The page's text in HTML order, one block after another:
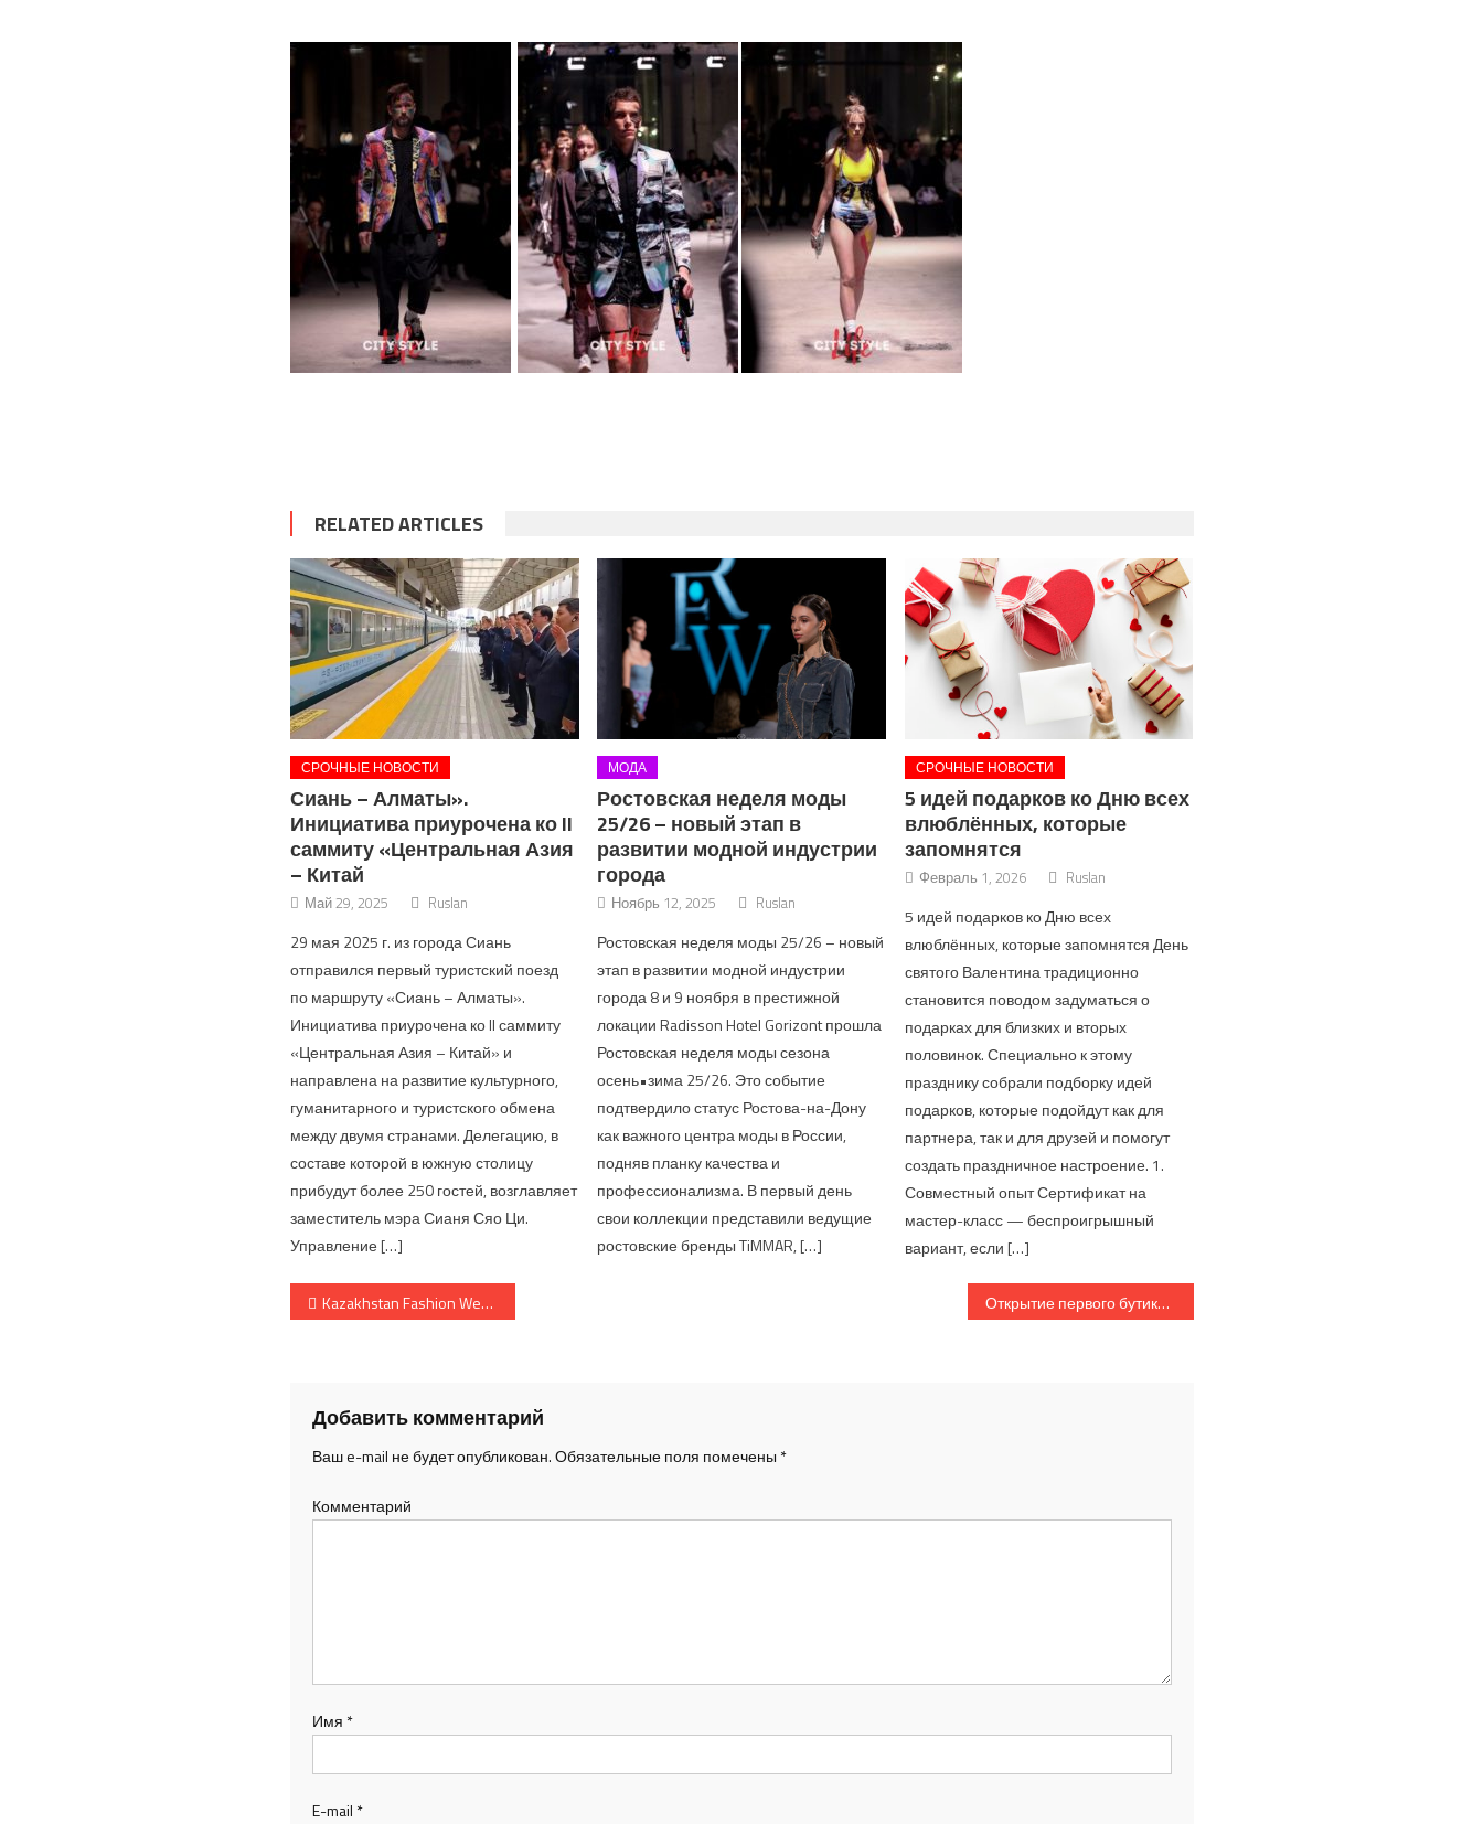
RELATED ARTICLES
СРОЧНЫЕ НОВОСТИ
Сиань – Алматы».
Инициатива приурочена ко II
саммиту «Центральная Азия
– Китай
Май 29, 2025 Ruslan
29 мая 2025 г. из города Сиань
отправился первый туристский поезд
по маршруту «Сиань – Алматы».
Инициатива приурочена ко II саммиту
«Центральная Азия – Китай» и
направлена на развитие культурного,
гуманитарного и туристского обмена
между двумя странами. Делегацию, в
составе которой в южную столицу
прибудут более 250 гостей, возглавляет
заместитель мэра Сианя Сяо Ци.
Управление […]
МОДА
Ростовская неделя моды
25/26 – новый этап в
развитии модной индустрии
города
Ноябрь 12, 2025 Ruslan
Ростовская неделя моды 25/26 – новый
этап в развитии модной индустрии
города 8 и 9 ноября в престижной
локации Radisson Hotel Gorizont прошла
Ростовская неделя моды сезона
осень•зима 25/26. Это событие
подтвердило статус Ростова-на-Дону
как важного центра моды в России,
подняв планку качества и
профессионализма. В первый день
свои коллекции представили ведущие
ростовские бренды TiMMAR, […]
СРОЧНЫЕ НОВОСТИ
5 идей подарков ко Дню всех
влюблённых, которые
запомнятся
Февраль 1, 2026 Ruslan
5 идей подарков ко Дню всех
влюблённых, которые запомнятся День
святого Валентина традиционно
становится поводом задуматься о
подарках для близких и вторых
половинок. Специально к этому
празднику собрали подборку идей
подарков, которые подойдут как для
партнера, так и для друзей и помогут
создать праздничное настроение. 1.
Совместный опыт Сертификат на
мастер-класс — беспроигрышный
вариант, если […]
Навигация по записям
Kazakhstan Fashion Week (сезон весна-лето 2019) Открытие первого бутика казахстанского дизайнера Айнур Турисбек в Алматы
Добавить комментарий
Ваш e-mail не будет опубликован.Обязательные поля помечены *
Комментарий
Имя *
E-mail *